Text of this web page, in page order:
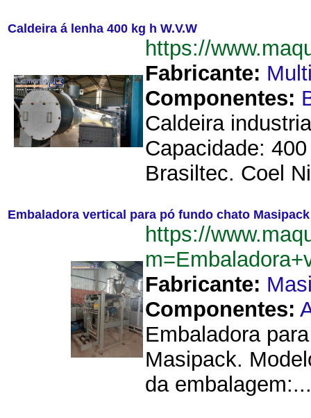
Caldeira á lenha 400 kg h W.V.W
https://
Fabricante:
Componentes:
Caldeira
Capacidade:
Brasiltec. Coel
Embaladora vertical para pó fundo chato
https://
Fabricante:
Componentes:
Embaladora
Masipack.
da embalagem:...